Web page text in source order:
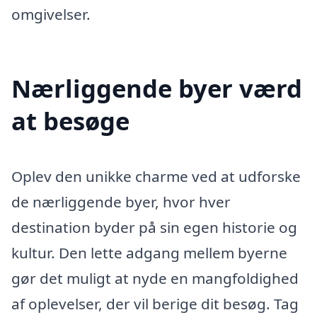
omgivelser.
Nærliggende byer værd
at besøge
Oplev den unikke charme ved at udforske
de nærliggende byer, hvor hver
destination byder på sin egen historie og
kultur. Den lette adgang mellem byerne
gør det muligt at nyde en mangfoldighed
af oplevelser, der vil berige dit besøg. Tag